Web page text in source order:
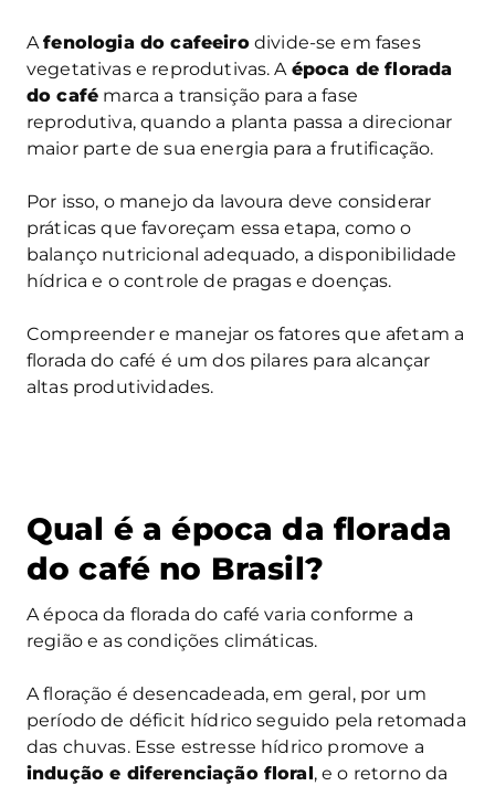
Afenologia do cafeeirodivide-se em fases
vegetativas e reprodutivas. A época de florada
do café marca a transição para a fase
reprodutiva, quando a planta passa a direcionar
maior parte de sua energia para a frutificação.
Por isso, o manejo da lavoura deve considerar
práticas que favoreçam essa etapa, como o
balanço nutricional adequado, a disponibilidade
hídrica e o controle de pragas e doenças.
Compreender e manejar os fatores que afetam a
florada do café é um dos pilares para alcançar
altas produtividades.
Qual é a época da florada
do café no Brasil?
A época da florada do café varia conforme a
região e as condições climáticas.
A floração é desencadeada, em geral, por um
período de déficit hídrico seguido pela retomada
das chuvas. Esse estresse hídrico promove a
indução e diferenciação floral, e o retorno da